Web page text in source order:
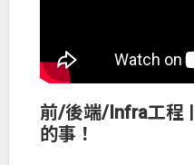
前/後端/Infra工程
的事！